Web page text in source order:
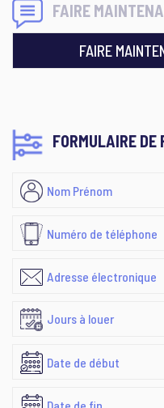
FAIRE
FAIRE
FORMULAIRE DE